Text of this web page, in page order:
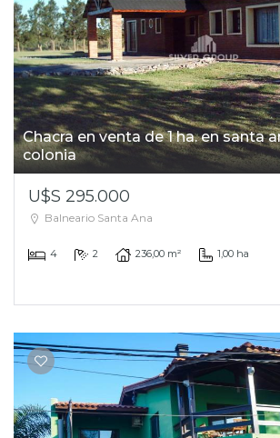
Chacra en venta de 1 ha. en santa
colonia
U$S 295.000
Balneario Santa Ana
4 2 236,00 m² 1,00 ha